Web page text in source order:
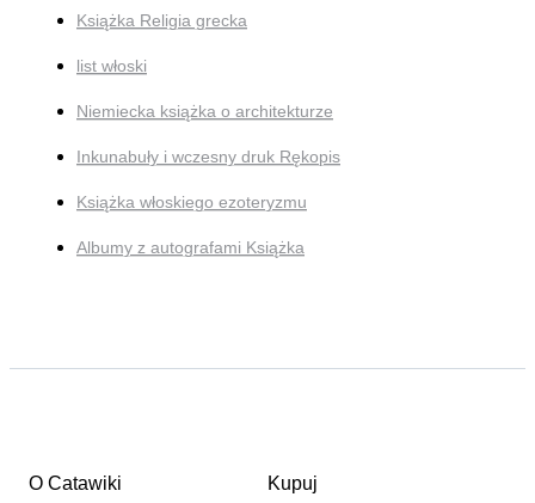
Książka Religia grecka
list włoski
Niemiecka książka o architekturze
Inkunabuły i wczesny druk Rękopis
Książka włoskiego ezoteryzmu
Albumy z autografami Książka
O Catawiki Kupuj